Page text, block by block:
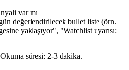
var mı
değerlendirilecek bullet liste (örn.
yaklaşıyor", "Watchlist uyarısı:
süresi: 2-3 dakika.